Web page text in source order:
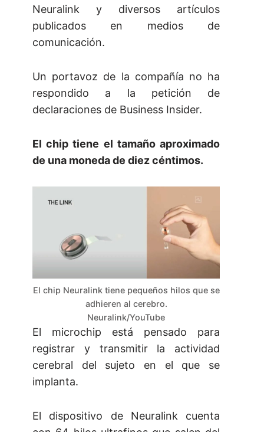
Neuralink y diversos artículos
publicados en medios de
comunicación.
Un portavoz de la compañía no ha
respondido a la petición de
declaraciones de Business Insider.
El chip tiene el tamaño aproximado
de una moneda de diez céntimos.
El chip Neuralink tiene pequeños hilos que se
adhieren al cerebro.
Neuralink/YouTube
El microchip está pensado para
registrar y transmitir la actividad
cerebral del sujeto en el que se
implanta.
El dispositivo de Neuralink cuenta